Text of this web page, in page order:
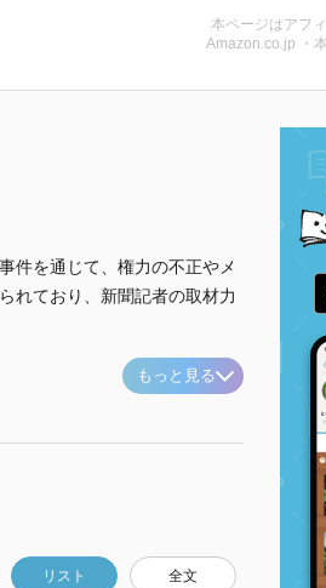
本ページはアフ
Amazon.co.jp ・
件を通じて、権力の不正やメ
れており、新聞記者の取材力
もっと見る
リスト 全文